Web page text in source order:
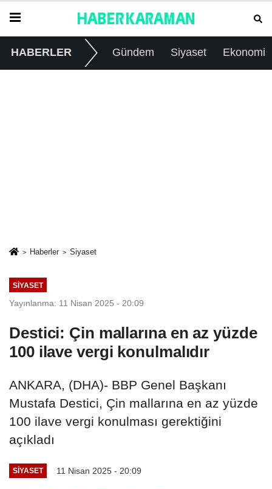
HABERLER Gündem Siyaset Ekonomi
Haberler Siyaset
SIYASET
Yayınlanma: 11 Nisan 2025 - 20:09
Destici: Çin mallarına en az yüzde
100 ilave vergi konulmalıdır
ANKARA, (DHA)- BBP Genel Başkanı
Mustafa Destici, Çin mallarına en az yüzde
100 ilave vergi konulması gerektiğini
açıkladı
SIYASET 11 Nisan 2025 - 20:09